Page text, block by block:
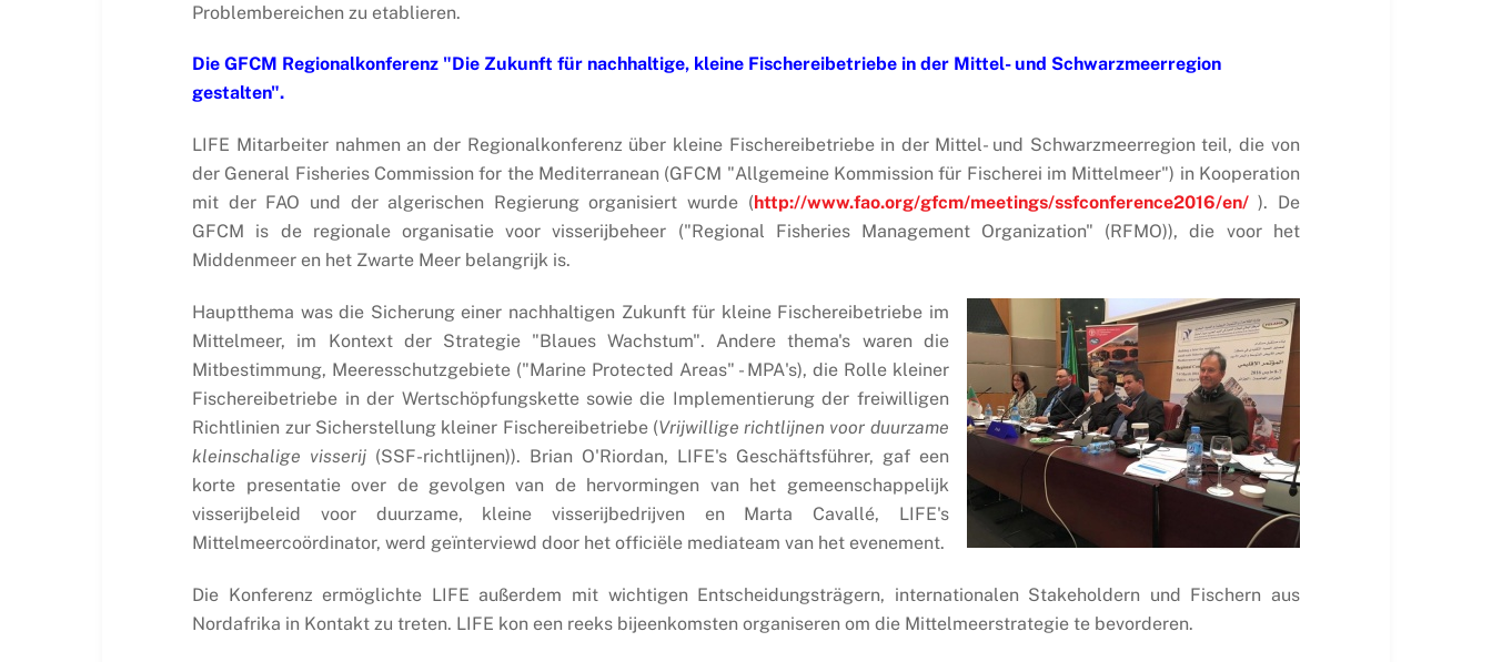
Problembereichen zu etablieren.
Die GFCM Regionalkonferenz "Die Zukunft für nachhaltige, kleine Fischereibetriebe in der Mittel- und Schwarzmeerregion
gestalten".
LIFE Mitarbeiter nahmen an der Regionalkonferenz über kleine Fischereibetriebe in der Mittel- und Schwarzmeerregion teil, die von
der General Fisheries Commission for the Mediterranean (GFCM "Allgemeine Kommission für Fischerei im Mittelmeer") in Kooperation
mit der FAO und der algerischen Regierung organisiert wurde (http://www.fao.org/gfcm/meetings/ssfconference2016/en/). De
GFCM is de regionale organisatie voor visserijbeheer ("Regional Fisheries Management Organization" (RFMO)), die voor het
Middenmeer en het Zwarte Meer belangrijk is.
Hauptthema was die Sicherung einer nachhaltigen Zukunft für kleine Fischereibetriebe im
Mittelmeer, im Kontext der Strategie "Blaues Wachstum". Andere thema's waren die
Mitbestimmung, Meeresschutzgebiete ("Marine Protected Areas" - MPA's), die Rolle kleiner
Fischereibetriebe in der Wertschöpfungskette sowie die Implementierung der freiwilligen
Richtlinien zur Sicherstellung kleiner Fischereibetriebe (Vrijwillige richtlijnen voor duurzame
kleinschalige visserij (SSF-richtlijnen)). Brian O'Riordan, LIFE's Geschäftsführer, gaf een
korte presentatie over de gevolgen van de hervormingen van het gemeenschappelijk
visserijbeleid voor duurzame, kleine visserijbedrijven en Marta Cavallé, LIFE's
Mittelmeercoördinator, werd geïnterviewd door het officiële mediateam van het evenement.
Die Konferenz ermöglichte LIFE außerdem mit wichtigen Entscheidungsträgern, internationalen Stakeholdern und Fischern aus
Nordafrika in Kontakt zu treten. LIFE kon een reeks bijeenkomsten organiseren om die Mittelmeerstrategie te bevorderen.